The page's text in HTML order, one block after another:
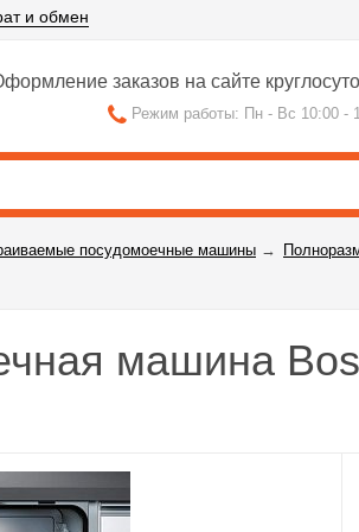
и обмен
заказов на сайте
Режим работы: Пн - Вс 10:00 -
посудомоечные машины →
машина